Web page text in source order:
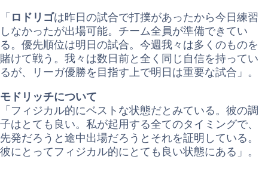
「 ロドリゴは昨日の試合で打撲があったから今日練習
しなかったが出場可能。チーム全員が準備できてい
る。優先順位は明日の試合。今週我々は多くのものを
賭けて戦う。我々は数日前と全く同じ自信を持ってい
るが、リーガ優勝を目指す上で明日は重要な試合」。
モドリッチについて
「フィジカル的にベストな状態だとみている。彼の調
子はとても良い。私が起用する全てのタイミングで、
先発だろうと途中出場だろうとそれを証明している。
彼にとってフィジカル的にとても良い状態にある」。